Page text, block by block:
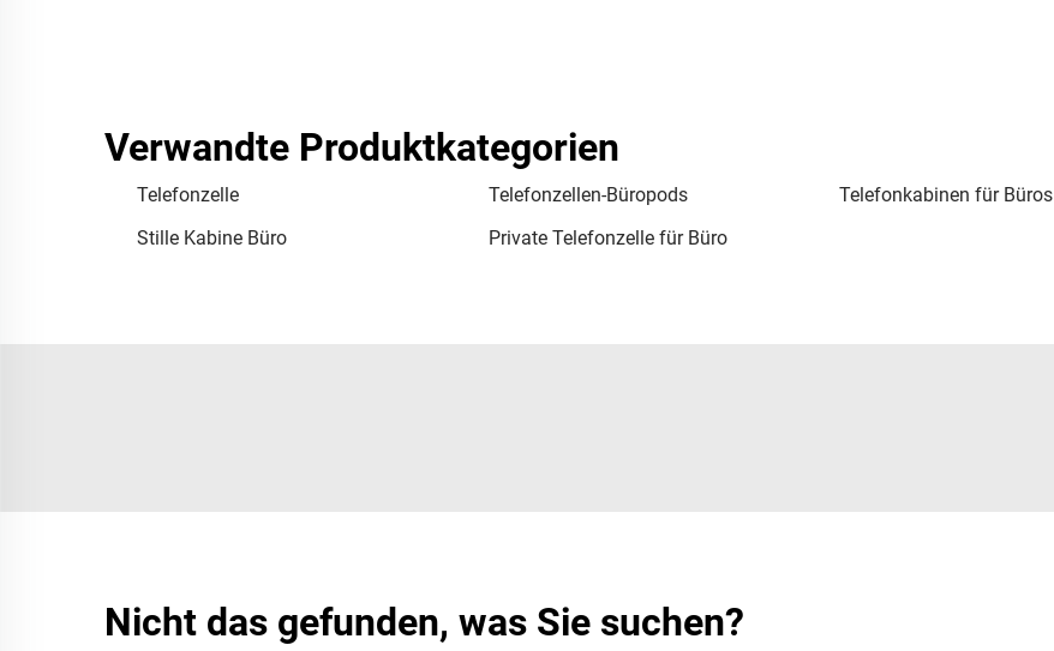
Verwandte Produktkategorien
Telefonzelle Telefonzellen-Büropods Telefonkabinen für Büros
Stille Kabine Büro
Private Telefonzelle für Büro
Nicht das gefunden, was Sie suchen?